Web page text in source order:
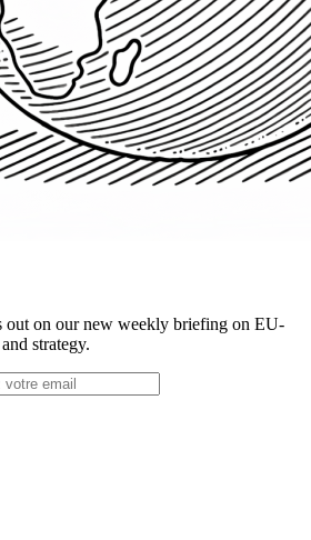
out on our new weekly briefing on EU-
strategy.